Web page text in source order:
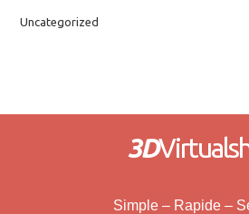
Uncategorized
3D
Simple – Rapide –